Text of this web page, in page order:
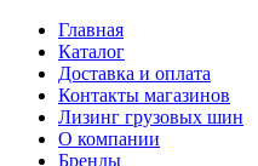
Главная
Каталог
Доставка и оплата
Контакты магазинов
Лизинг грузовых шин
О компании
Бренды